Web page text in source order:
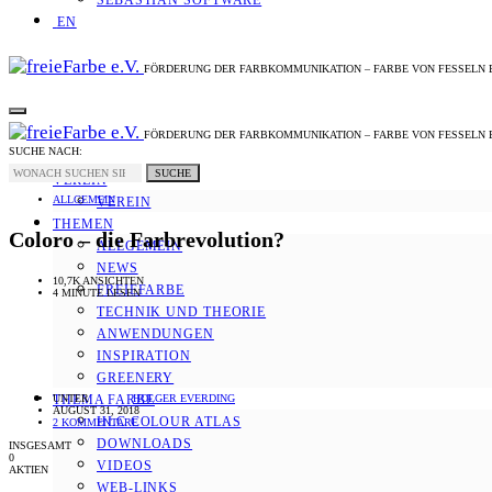
EN
FÖRDERUNG DER FARBKOMMUNIKATION – FARBE VON FESSELN
FÖRDERUNG DER FARBKOMMUNIKATION – FARBE VON FESSELN
VEREIN
VEREIN
THEMEN
ALLGEMEIN
NEWS
FREIEFARBE
TECHNIK UND THEORIE
ANWENDUNGEN
INSPIRATION
GREENERY
THEMA FARBE
HLC COLOUR ATLAS
DOWNLOADS
VIDEOS
WEB-LINKS
SUCHE NACH:
SUCHE
ALLGEMEIN
Coloro – die Farbrevolution?
10,7K ANSICHTEN
4 MINUTE LESEN
UNTER
HOLGER EVERDING
AUGUST 31, 2018
2 KOMMENTARE
INSGESAMT
0
AKTIEN